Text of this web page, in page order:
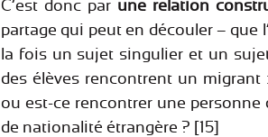
C’est donc par une relation
partage qui peut en découler – que
la fois un sujet singulier et un
des élèves rencontrent un
ou est-ce rencontrer une personne
de nationalité étrangère ? [15]